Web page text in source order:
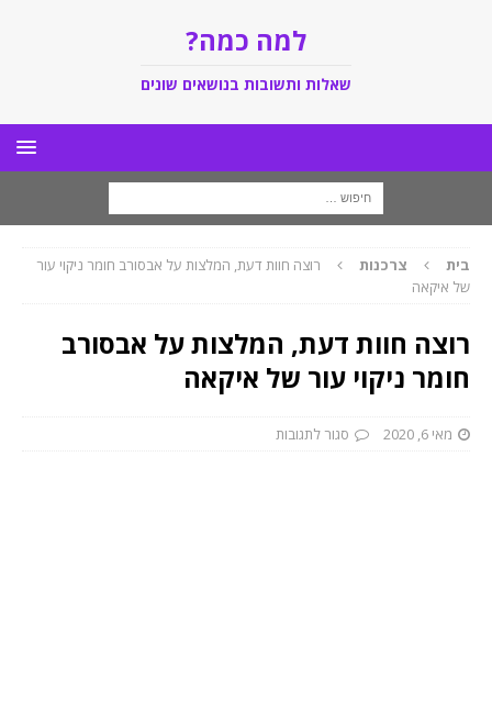
למה כמה?
שאלות ותשובות בנושאים שונים
בית צרכנות
רוצה חוות דעת, המלצות על אבסורב חומר ניקוי עור
של איקאה
רוצה חוות דעת, המלצות על אבסורב
חומר ניקוי עור של איקאה
מאי 6, 2020 סגור לתגובות